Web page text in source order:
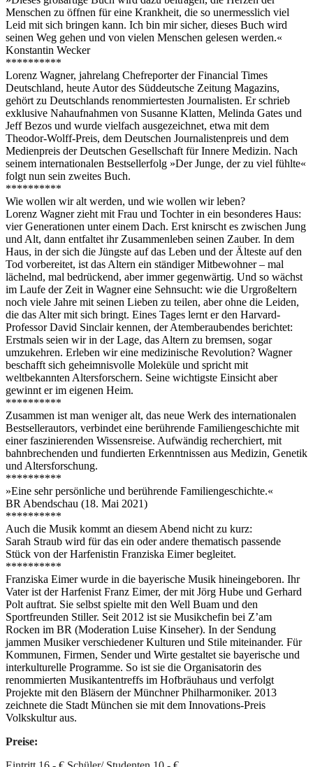
Menschen zu öffnen für eine Krankheit, die so unermesslich viel
Leid mit sich bringen kann. Ich bin mir sicher, dieses Buch wird
seinen Weg gehen und von vielen Menschen gelesen werden.«
Konstantin Wecker
**********
Lorenz Wagner, jahrelang Chefreporter der Financial Times
Deutschland, heute Autor des Süddeutsche Zeitung Magazins,
gehört zu Deutschlands renommiertesten Journalisten. Er schrieb
exklusive Nahaufnahmen von Susanne Klatten, Melinda Gates und
Jeff Bezos und wurde vielfach ausgezeichnet, etwa mit dem
Theodor-Wolff-Preis, dem Deutschen Journalistenpreis und dem
Medienpreis der Deutschen Gesellschaft für Innere Medizin. Nach
seinem internationalen Bestsellerfolg »Der Junge, der zu viel fühlte«
folgt nun sein zweites Buch.
**********
Wie wollen wir alt werden, und wie wollen wir leben?
Lorenz Wagner zieht mit Frau und Tochter in ein besonderes Haus:
vier Generationen unter einem Dach. Erst knirscht es zwischen Jung
und Alt, dann entfaltet ihr Zusammenleben seinen Zauber. In dem
Haus, in der sich die Jüngste auf das Leben und der Älteste auf den
Tod vorbereitet, ist das Altern ein ständiger Mitbewohner – mal
lächelnd, mal bedrückend, aber immer gegenwärtig. Und so wächst
im Laufe der Zeit in Wagner eine Sehnsucht: wie die Urgroßeltern
noch viele Jahre mit seinen Lieben zu teilen, aber ohne die Leiden,
die das Alter mit sich bringt. Eines Tages lernt er den Harvard-
Professor David Sinclair kennen, der Atemberaubendes berichtet:
Erstmals seien wir in der Lage, das Altern zu bremsen, sogar
umzukehren. Erleben wir eine medizinische Revolution? Wagner
beschafft sich geheimnisvolle Moleküle und spricht mit
weltbekannten Altersforschern. Seine wichtigste Einsicht aber
gewinnt er im eigenen Heim.
**********
Zusammen ist man weniger alt, das neue Werk des internationalen
Bestsellerautors, verbindet eine berührende Familiengeschichte mit
einer faszinierenden Wissensreise. Aufwändig recherchiert, mit
bahnbrechenden und fundierten Erkenntnissen aus Medizin, Genetik
und Altersforschung.
**********
»Eine sehr persönliche und berührende Familiengeschichte.«
BR Abendschau (18. Mai 2021)
**********
Auch die Musik kommt an diesem Abend nicht zu kurz:
Sarah Straub wird für das ein oder andere thematisch passende
Stück von der Harfenistin Franziska Eimer begleitet.
**********
Franziska Eimer wurde in die bayerische Musik hineingeboren. Ihr
Vater ist der Harfenist Franz Eimer, der mit Jörg Hube und Gerhard
Polt auftrat. Sie selbst spielte mit den Well Buam und den
Sportfreunden Stiller. Seit 2012 ist sie Musikchefin bei Z’am
Rocken im BR (Moderation Luise Kinseher). In der Sendung
jammen Musiker verschiedener Kulturen und Stile miteinander. Für
Kommunen, Firmen, Sender und Wirte gestaltet sie bayerische und
interkulturelle Programme. So ist sie die Organisatorin des
renommierten Musikantentreffs im Hofbräuhaus und verfolgt
Projekte mit den Bläsern der Münchner Philharmoniker. 2013
zeichnete die Stadt München sie mit dem Innovations-Preis
Volkskultur aus.
Preise: